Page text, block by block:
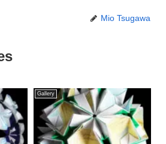
Mio Tsugawa
Gallery